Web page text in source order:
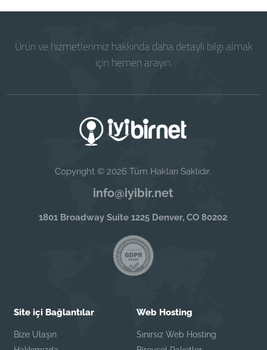
Ürün ve hizmetlerimiz hakkında daha detaylı bilgi almak
için hemen arayın.
Copyright © 2026 Tüm Hakları Saklıdır.
info@iyibir.net
1801 Broadway Suite 1225 Denver, CO 80202
Site içi Bağlantılar
Bize Ulaşın
Web Hosting
Sınırsız Web Hosting